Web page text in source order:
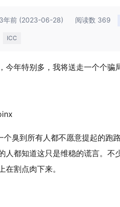
3年前 (2023-06-28) 阅读数 369
ICC
今年特别多，我将送走一个个骗
个臭到所有人都不愿意提起的跑
人都知道这只是维稳的谎言。
在割点肉下来。